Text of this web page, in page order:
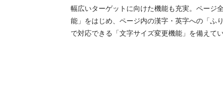
幅広いターゲットに向けた機能も充実。ページ
能」をはじめ、ページ内の漢字・英字への「ふ
で対応できる「文字サイズ変更機能」を備えて